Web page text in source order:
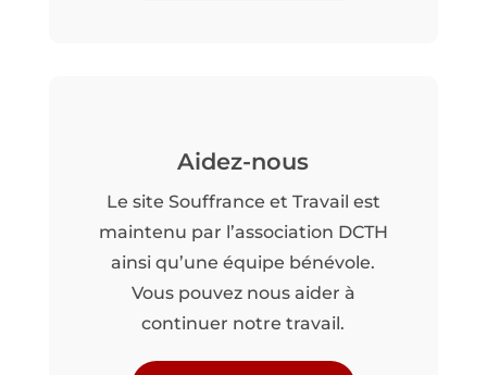
Aidez-nous
Le site Souffrance et Travail est
maintenu par l’association DCTH
ainsi qu’une équipe bénévole.
Vous pouvez nous aider à
continuer notre travail.